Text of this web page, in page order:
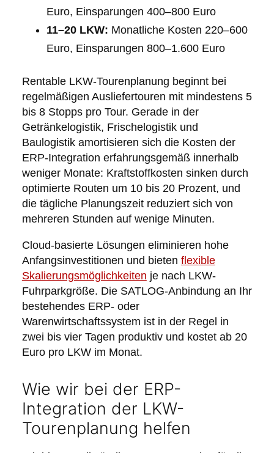
Euro, Einsparungen 400–800 Euro
11–20 LKW: Monatliche Kosten 220–600
Euro, Einsparungen 800–1.600 Euro
Rentable LKW-Tourenplanung beginnt bei
regelmäßigen Ausliefertouren mit mindestens 5
bis 8 Stopps pro Tour. Gerade in der
Getränkelogistik, Frischelogistik und
Baulogistik amortisieren sich die Kosten der
ERP-Integration erfahrungsgemäß innerhalb
weniger Monate: Kraftstoffkosten sinken durch
optimierte Routen um 10 bis 20 Prozent, und
die tägliche Planungszeit reduziert sich von
mehreren Stunden auf wenige Minuten.
Cloud-basierte Lösungen eliminieren hohe
Anfangsinvestitionen und bieten flexible
Skalierungsmöglichkeiten je nach LKW-
Fuhrparkgröße. Die SATLOG-Anbindung an Ihr
bestehendes ERP- oder
Warenwirtschaftssystem ist in der Regel in
zwei bis vier Tagen produktiv und kostet ab 20
Euro pro LKW im Monat.
Wie wir bei der ERP-
Integration der LKW-
Tourenplanung helfen